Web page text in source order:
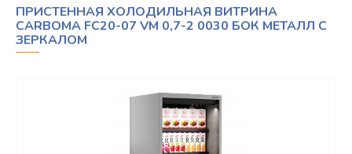
ПРИСТЕННАЯ ХОЛОДИЛЬНАЯ ВИТРИНА
CARBOMA FC20-07 VM 0,7-2 0030 БОК МЕТАЛЛ С
ЗЕРКАЛОМ